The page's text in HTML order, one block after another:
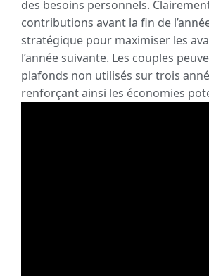
des besoins personnels.
contributions avant la fin de
stratégique pour maximiser les
l’année suivante. Les couples
plafonds non utilisés sur trois
renforçant ainsi les économies